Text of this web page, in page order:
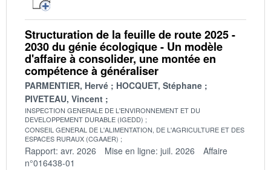
Structuration de la feuille de route 2025 -
2030 du génie écologique - Un modèle
d'affaire à consolider, une montée en
compétence à généraliser
PARMENTIER, Hervé
HOCQUET, Stéphane
PIVETEAU, Vincent
INSPECTION GENERALE DE L'ENVIRONNEMENT ET DU
DEVELOPPEMENT DURABLE (IGEDD)
CONSEIL GENERAL DE L'ALIMENTATION, DE L'AGRICULTURE ET DES
ESPACES RURAUX (CGAAER)
Rapport: avr. 2026 Mise en ligne: juil. 2026
Affaire
n°016438-01